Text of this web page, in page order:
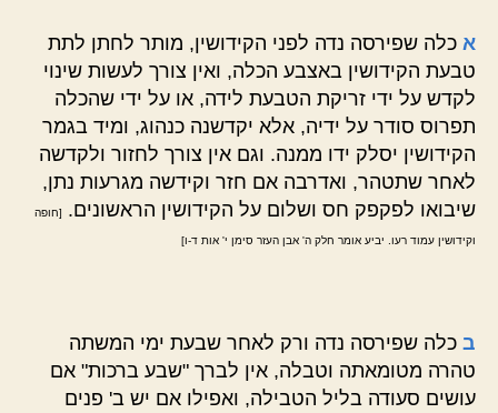
א כלה שפירסה נדה לפני הקידושין, מותר לחתן לתת
טבעת הקידושין באצבע הכלה, ואין צורך לעשות שינוי
לקדש על ידי זריקת הטבעת לידה, או על ידי שהכלה
תפרוס סודר על ידיה, אלא יקדשנה כנהוג, ומיד בגמר
הקידושין יסלק ידו ממנה. וגם אין צורך לחזור ולקדשה
לאחר שתטהר, ואדרבה אם חזר וקידשה מגרעות נתן,
שיבואו לפקפק חס ושלום על הקידושין הראשונים.
[חופה
וקידושין עמוד רעו. יביע אומר חלק ה' אבן העזר סימן י' אות ד-ו]
ב כלה שפירסה נדה ורק לאחר שבעת ימי המשתה
טהרה מטומאתה וטבלה, אין לברך "שבע ברכות" אם
עושים סעודה בליל הטבילה, ואפילו אם יש ב' פנים